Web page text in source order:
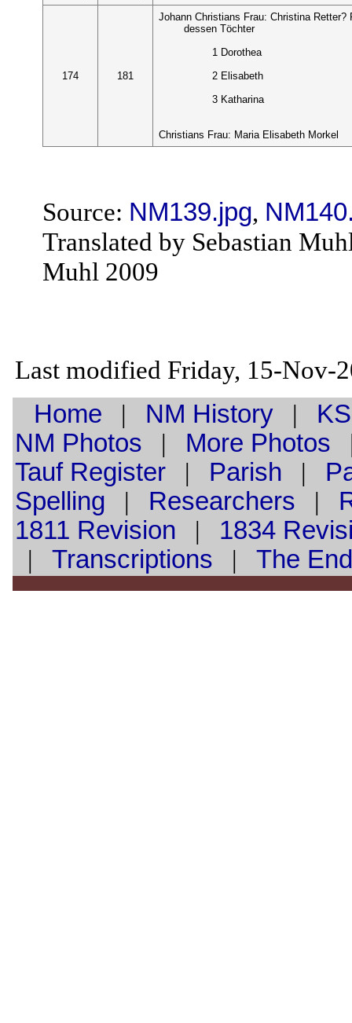
174 181
Johann Christians Frau: Christina Retter?
dessen Töchter
1 Dorothea
2 Elisabeth
3 Katharina
Christians Frau: Maria Elisabeth Morkel
Source: NM139.jpg,
Translated by Sebastian
Muhl 2009
Last modified Friday, 15-Nov-
Home | NM History|
NM Photos | More Photos
TaufRegister| Parish |
Spelling | Researchers |
1811 Revision | 1834
| Transcriptions | The End